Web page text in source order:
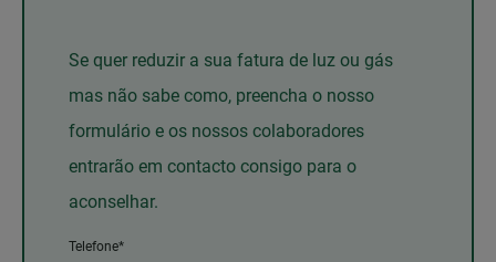
Se quer reduzir a sua fatura de luz ou gás
mas não sabe como, preencha o nosso
formulário e os nossos colaboradores
entrarão em contacto consigo para o
aconselhar.
Telefone*